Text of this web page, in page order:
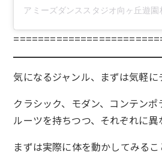
気になるジャンル、まずは気軽に
クラシック、モダン、コンテンポ
ルーツを持ちつつ、それぞれに異
まずは実際に体を動かしてみる